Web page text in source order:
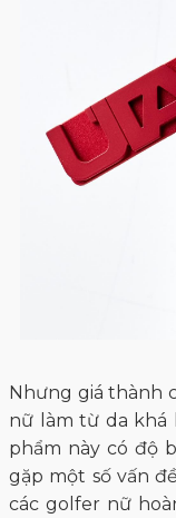
Nhưng giá thành
nữ làm từ da khá
phẩm này có độ
gặp một số vấn
các golfer nữ